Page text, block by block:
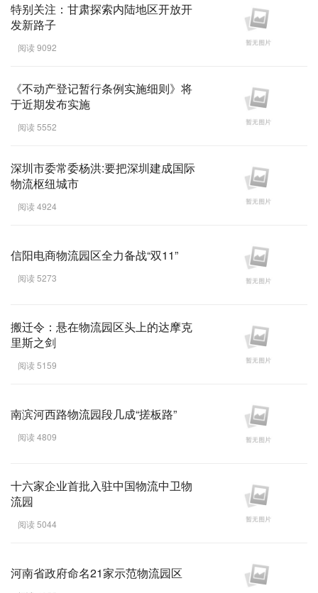
特别关注：甘肃探索内陆地区开放开
发新路子
阅读 9092
《不动产登记暂行条例实施细则》将
于近期发布实施
阅读 5552
深圳市委常委杨洪:要把深圳建成国际
物流枢纽城市
阅读 4924
信阳电商物流园区全力备战“双11”
阅读 5273
搬迁令：悬在物流园区头上的达摩克
里斯之剑
阅读 5159
南滨河西路物流园段几成“搓板路”
阅读 4809
十六家企业首批入驻中国物流中卫物
流园
阅读 5044
河南省政府命名21家示范物流园区